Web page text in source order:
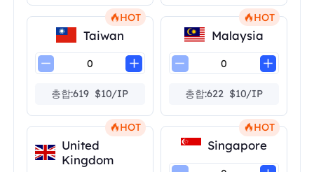
Taiwan
총합:619 $10/IP
HOT
Malaysia
총합:622 $10/IP
HOT
United
Kingdom
HOT
Singapore
HOT